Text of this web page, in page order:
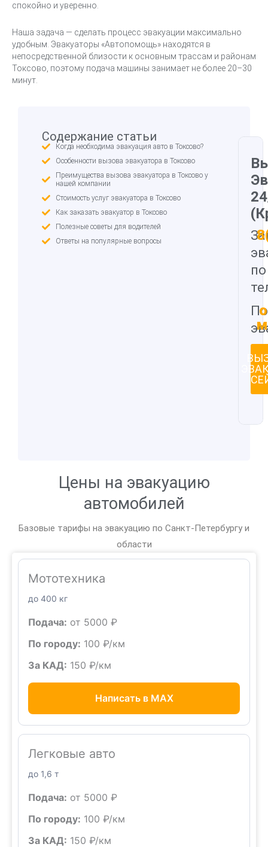
спокойно и уверенно.
Наша задача — сделать процесс эвакуации максимально
удобным. Эвакуаторы «Автопомощь» находятся в
непосредственной близости к основным трассам и районам
Токсово, поэтому подача машины занимает не более 20–30
минут.
Содержание статьи
Когда необходима эвакуация авто в Токсово?
Особенности вызова эвакуатора в Токсово
Преимущества вызова эвакуатора в Токсово у
нашей компании
Стоимость услуг эвакуатора в Токсово
Как заказать эвакуатор в Токсово
Полезные советы для водителей
Ответы на популярные вопросы
по
Цены на эвакуацию
автомобилей
Базовые тарифы на эвакуацию по Санкт-Петербургу и
области
Мототехника
до 400 кг
Подача: от 5000 ₽
По городу: 100 ₽/км
За КАД: 150 ₽/км
Написать в MAX
Легковые авто
до 1,6 т
Подача: от 5000 ₽
По городу: 100 ₽/км
За КАД: 150 ₽/км